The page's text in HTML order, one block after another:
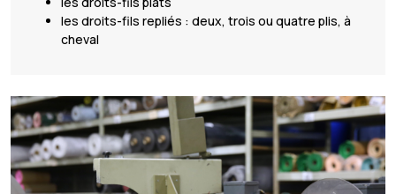
les droits-fils repliés : deux, trois ou quatre plis, à
cheval